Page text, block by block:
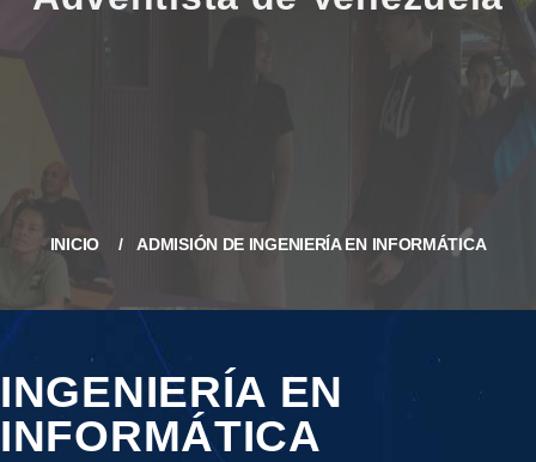
INICIO ADMISIÓN DE INGENIERÍA EN INFORMÁTICA
INGENIERÍA EN
INFORMÁTICA